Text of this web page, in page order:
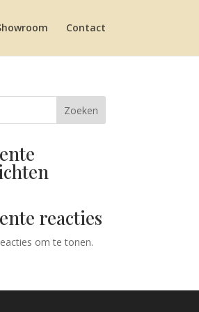
Contact
Zoeken
reacties
om te tonen.